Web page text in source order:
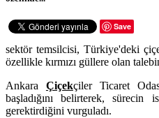
Save
sektör temsilcisi, Türkiye'deki
özellikle kırmızı güllere olan
Ankara Çiçekçiler Ticaret
başladığını belirterek, sürecin
gerektirdiğini vurguladı.